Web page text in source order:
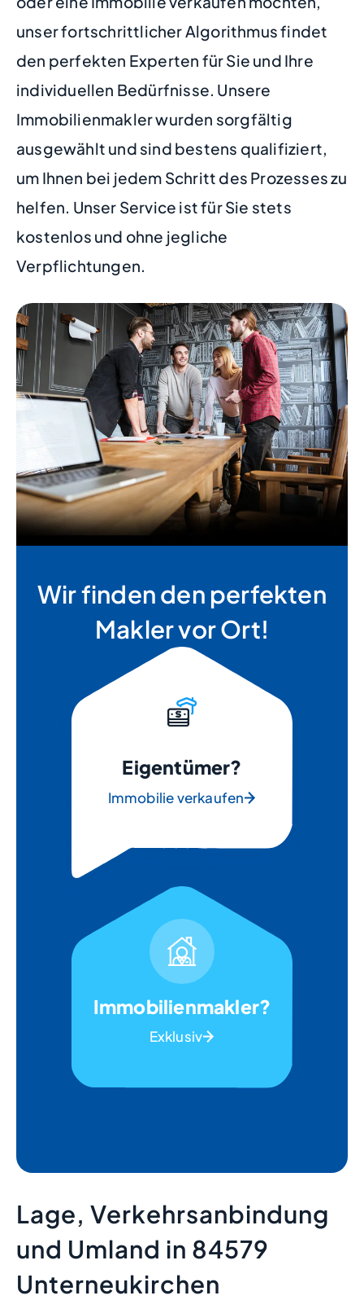
unser fortschrittlicher Algorithmus findet
den perfekten Experten für Sie und Ihre
individuellen Bedürfnisse. Unsere
Immobilienmakler wurden sorgfältig
ausgewählt und sind bestens qualifiziert,
um Ihnen bei jedem Schritt des Prozesses zu
helfen. Unser Service ist für Sie stets
kostenlos und ohne jegliche
Verpflichtungen.
Wir finden den perfekten
Makler vor Ort!
Eigentümer?
Immobilie verkaufen
Immobilienmakler?
Exklusiv
Lage, Verkehrsanbindung
und Umland in 84579
Unterneukirchen